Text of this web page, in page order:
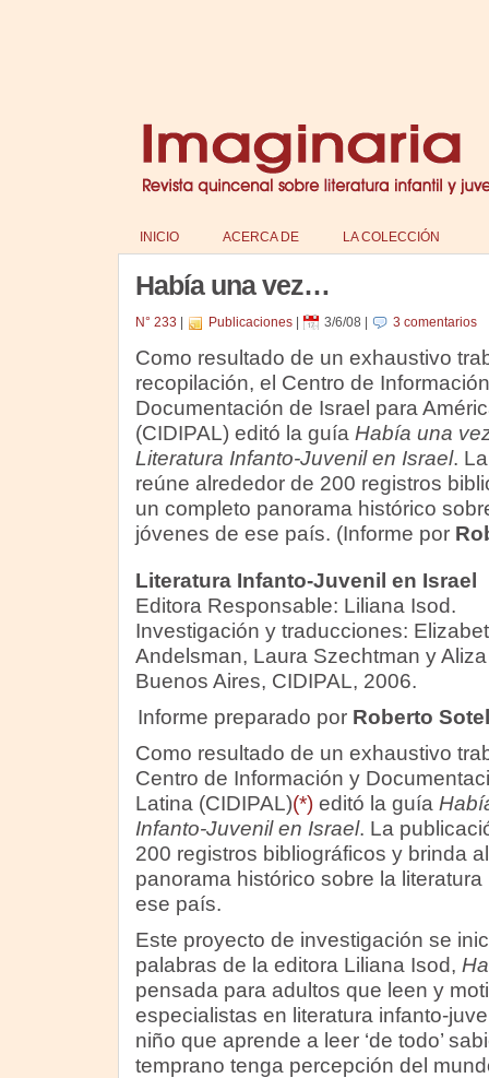
INICIO ACERCA DE LA COLECCIÓN
Había una vez…
N° 233 Publicaciones| 3/6/08 3 comentarios
Como resultado de un exhaustivo
recopilación, el Centro de
Documentación de Israel para
(CIDIPAL) editó la guía Había una
Literatura Infanto-Juvenil en Israel.
reúne alrededor de 200 registros
un completo panorama histórico
jóvenes de ese país. (Informe por
Literatura Infanto-Juvenil en Israel
Editora Responsable: Liliana Isod.
Investigación y traducciones:
Andelsman, Laura Szechtman y Aliza
Buenos Aires, CIDIPAL, 2006.
Informe preparado por Roberto
Como resultado de un exhaustivo
Centro de Información y
Latina (CIDIPAL)(*)editó la guía
Infanto-Juvenil en Israel. La
200 registros bibliográficos y brinda
panorama histórico sobre la
ese país.
Este proyecto de investigación se
palabras de la editora Liliana Isod,
pensada para adultos que leen y
especialistas en literatura infanto-
niño que aprende a leer ‘de todo’
temprano tenga percepción del